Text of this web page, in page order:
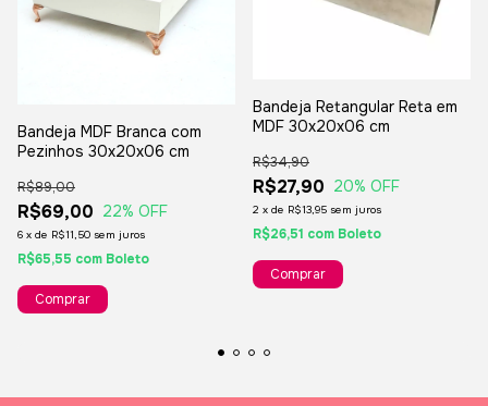
Bandeja MDF Branca com
Pezinhos 30x20x06 cm
R$69,00
R$89,00
22% OFF
6 x de R$11,50 sem juros
R$65,55 com Boleto
Bandeja Retangular Reta em
MDF 30x20x06 cm
R$27,90
R$34,90
20% OFF
2 x de R$13,95 sem juros
R$26,51 com Boleto